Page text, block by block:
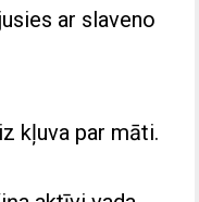
ar slaveno
kļuva par māti.